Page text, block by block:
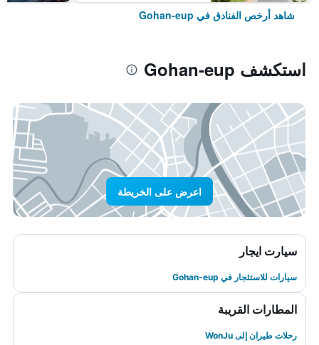
شاهد أرخص الفنادق في Gohan-eup
استكشف Gohan-eup
اعرض على الخريطة
سيارت ايجار
سيارات للاستئجار في Gohan-eup
المطارات القريبة
رحلات طيران إلى WonJu